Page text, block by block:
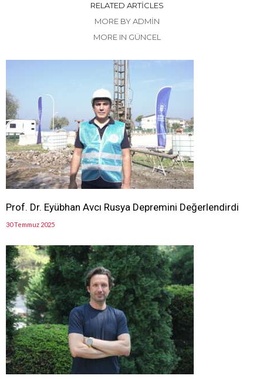
RELATED ARTICLES
MORE BY ADMIN
MORE IN GÜNCEL
Prof. Dr. Eyübhan Avcı Rusya Depremini Değerlendirdi
30 Temmuz 2025